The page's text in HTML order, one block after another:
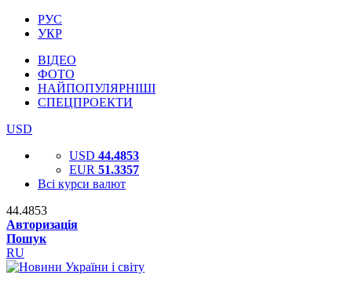
РУС
УКР
ВІДЕО
ФОТО
НАЙПОПУЛЯРНІШІ
СПЕЦПРОЕКТИ
USD
USD 44.4853
EUR 51.3357
Всі курси валют
44.4853
Авторизація
Пошук
RU